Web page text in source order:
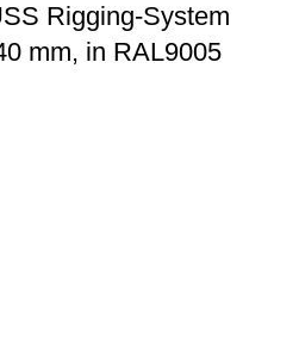
Rigging-System
mm, in RAL9005